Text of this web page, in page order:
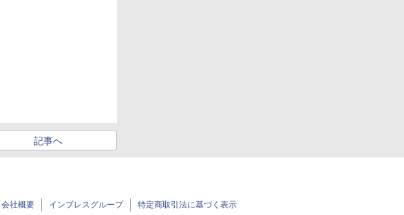
記事へ
会社概要 インプレスグループ 特定商取引法に基づく表示